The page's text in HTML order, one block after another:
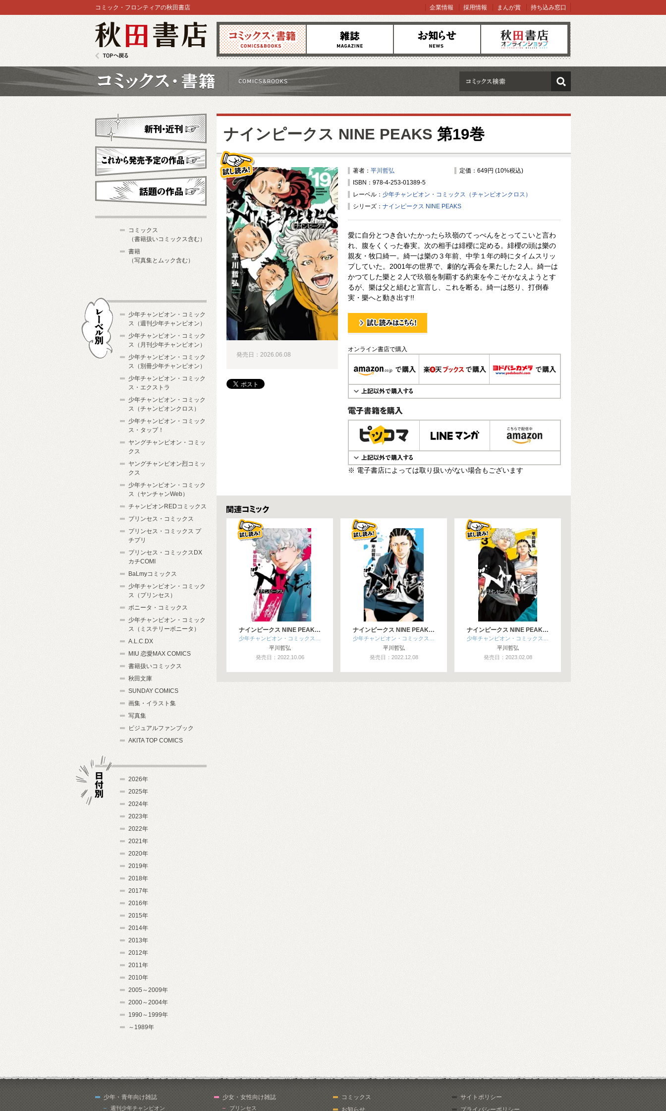
コミックス 雑誌 お知らせ オンラインショップ
コミック・フロンティアの秋田書店 企業情報 採用情報 まんが賞 持ち込み窓口
検索
ナインピークス NINE PEAKS 第19巻
著者： 平川哲弘
定価：649円 (10%税込)
ISBN：978-4-253-01389-5
レーベル： 少年チャンピオン・コミックス（チャンピオンクロス）
シリーズ： ナインピークス NINE PEAKS
愛に自分とつき合いたかったら玖嶺のてっぺんをとってこいと言わ
れ、腹をくくった春実。次の相手は緋櫻に定める。緋櫻の頭は樂の
親友・牧口綺一。綺一は樂の３年前、中学１年の時にタイムスリッ
プしていた。2001年の世界で、劇的な再会を果たした２人。綺一は
かつてした樂と２人で玖嶺を制覇する約束を今こそかなえようとす
るが、樂は父と組むと宣言し、これを断る。綺一は怒り、打倒春
実・樂へと動き出す!!
試し読み！
オンライン書店で購入
電子書籍で購入
※ 電子書店によっては取り扱いがない場合もございます
発売日：2026.06.08
関連コミックス
ナインピークス NINE PEAK…
少年チャンピオン・コミックス…
平川哲弘
発売日：2022.10.06
ナインピークス NINE PEAK…
少年チャンピオン・コミックス…
平川哲弘
発売日：2022.12.08
ナインピークス NINE PEAK…
少年チャンピオン・コミックス…
平川哲弘
発売日：2023.02.08
新刊・近刊
これから発売予定
コミックス
（書籍扱いコミックス含む）
書籍
（写真集とムック含む）
少年チャンピオン・コミック
ス（週刊少年チャンピオン）
少年チャンピオン・コミック
ス（月刊少年チャンピオン）
少年チャンピオン・コミック
ス（別冊少年チャンピオン）
少年チャンピオン・コミック
ス・エクストラ
少年チャンピオン・コミック
ス（チャンピオンクロス）
少年チャンピオン・コミック
ス・タップ！
ヤングチャンピオン・コミッ
クス
ヤングチャンピオン烈コミッ
クス
少年チャンピオン・コミック
ス（ヤンチャンWeb）
チャンピオンREDコミックス
プリンセス・コミックス
プリンセス・コミックス プ
チプリ
プリンセス・コミックスDX
カチCOMI
BaLmyコミックス
少年チャンピオン・コミック
ス（プリンセス）
ボニータ・コミックス
少年チャンピオン・コミック
ス（ミステリーボニータ）
A.L.C.DX
MIU 恋愛MAX COMICS
書籍扱いコミックス
秋田文庫
SUNDAY COMICS
画集・イラスト集
写真集
ビジュアルファンブック
AKITA TOP COMICS
2026年
2025年
2024年
2023年
2022年
2021年
2020年
2019年
2018年
2017年
2016年
2015年
2014年
2013年
2012年
2011年
2010年
2005～2009年
2000～2004年
1990～1999年
～1989年
少年・青年向け雑誌
週刊少年チャンピオン
少女・女性向け雑誌
プリンセス
コミックス
お知らせ
サイトポリシー
プライバシーポリシー